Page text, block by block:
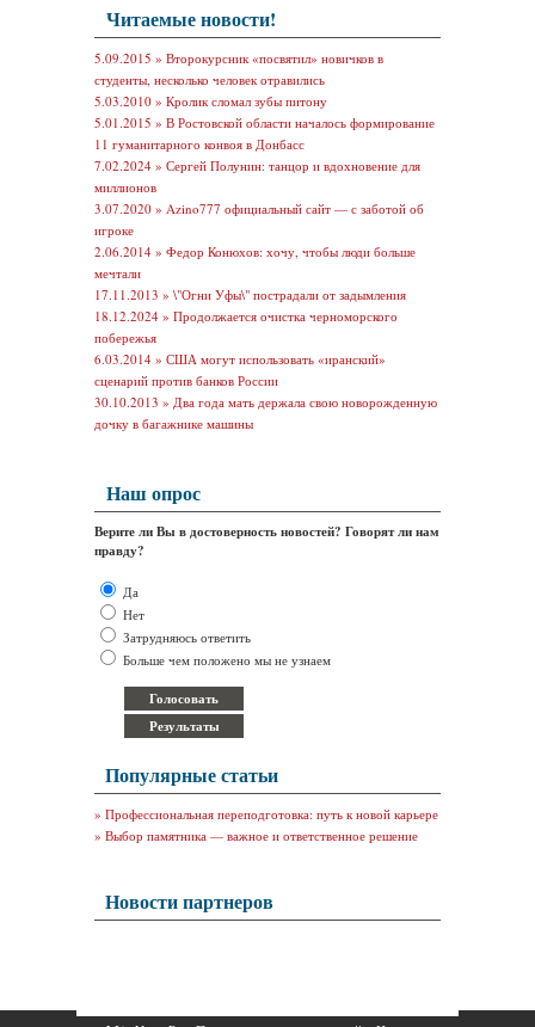
Читаемые новости!
5.09.2015 » Второкурсник «посвятил» новичков в
студенты, несколько человек отравились
5.03.2010 » Кролик сломал зубы питону
5.01.2015 » В Ростовской области началось формирование
11 гуманитарного конвоя в Донбасс
7.02.2024 » Сергей Полунин: танцор и вдохновение для
миллионов
3.07.2020 » Azino777 официальный сайт — с заботой об
игроке
2.06.2014 » Федор Конюхов: хочу, чтобы люди больше
мечтали
17.11.2013 » \"Огни Уфы\" пострадали от задымления
18.12.2024 » Продолжается очистка черноморского
побережья
6.03.2014 » США могут использовать «иранский»
сценарий против банков России
30.10.2013 » Два года мать держала свою новорожденную
дочку в багажнике машины
Наш опрос
Верите ли Вы в достоверность новостей? Говорят ли нам
правду?
Да
Нет
Затрудняюсь ответить
Больше чем положено мы не узнаем
Популярные статьи
» Профессиональная переподготовка: путь к новой карьере
» Выбор памятника — важное и ответственное решение
Новости партнеров